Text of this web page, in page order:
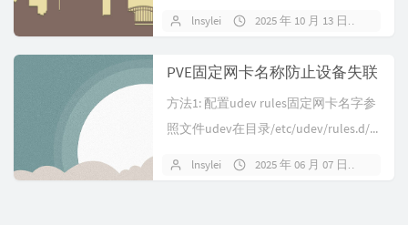
lnsylei 2025 年 10 月 13 日
PVE固定网卡名称防止设备失联
方法1: 配置udev rules固定网卡名字参
照文件udev在目录/etc/udev/rules.d/...
lnsylei 2025 年 06 月 07 日